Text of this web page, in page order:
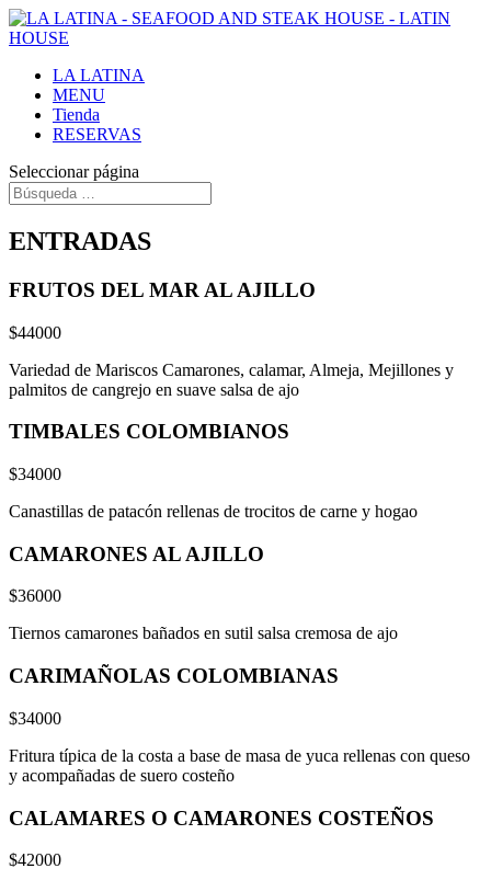
LA LATINA
MENU
Tienda
RESERVAS
Seleccionar página
ENTRADAS
FRUTOS DEL MAR AL AJILLO
$44000
Variedad de Mariscos Camarones, calamar, Almeja, Mejillones y
palmitos de cangrejo en suave salsa de ajo
TIMBALES COLOMBIANOS
$34000
Canastillas de patacón rellenas de trocitos de carne y hogao
CAMARONES AL AJILLO
$36000
Tiernos camarones bañados en sutil salsa cremosa de ajo
CARIMAÑOLAS COLOMBIANAS
$34000
Fritura típica de la costa a base de masa de yuca rellenas con queso
y acompañadas de suero costeño
CALAMARES O CAMARONES COSTEÑOS
$42000